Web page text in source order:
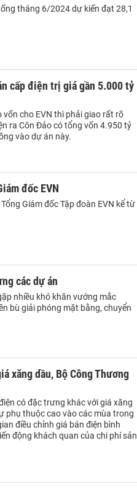
tháng 6/2024 dự kiến đạt 28,1
cấp điện trị giá gần 5.000 tỷ
vốn cho EVN thì phải giao rất rõ
ra Côn Đảo có tổng vốn 4.950 tỷ
vào dự án này.
đốc EVN
Giám đốc Tập đoàn EVN kể từ
các dự án
nhiều khó khăn vướng mắc
bù giải phóng mặt bằng, chuyển
xăng dầu, Bộ Công Thương
có đặc trưng khác với giá xăng
phụ thuộc cao vào các mùa trong
điều chỉnh giá bán điện bình
động khách quan của chi phí sản